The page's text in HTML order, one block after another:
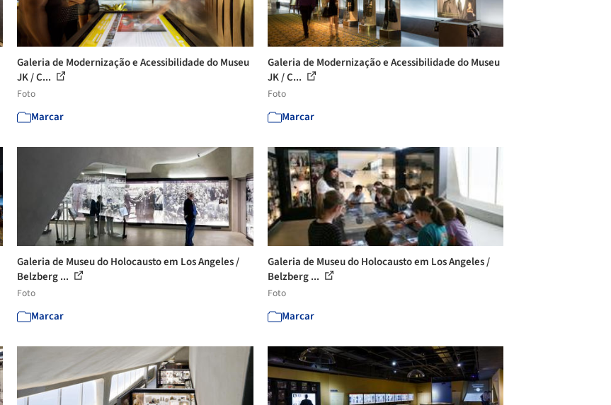
Galeria de Modernização e Acessibilidade do Museu
JK / C...
Foto
Marcar
Galeria de Modernização e Acessibilidade do Museu
JK / C...
Foto
Marcar
Galeria de Museu do Holocausto em Los Angeles /
Belzberg ...
Foto
Marcar
Galeria de Museu do Holocausto em Los Angeles /
Belzberg ...
Foto
Marcar